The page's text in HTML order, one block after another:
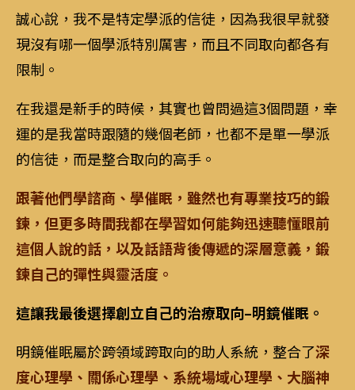
誠心說，我不是特定學派的信徒，因為我很早就發
現沒有哪一個學派特別厲害，而且不同取向都各有
限制。
在我還是新手的時候，其實也曾問過這3個問題，幸
運的是我當時跟隨的幾個老師，也都不是單一學派
的信徒，而是整合取向的高手。
跟著他們學諮商、學催眠，雖然也有專業技巧的鍛
鍊，但更多時間我都在學習如何能夠迅速聽懂眼前
這個人說的話，以及話語背後傳遞的深層意義，鍛
鍊自己的彈性與靈活度。
這讓我最後選擇創立自己的治療取向–明鏡催眠。
明鏡催眠屬於跨領域跨取向的助人系統，整合了深
度心理學、關係心理學、系統場域心理學、大腦神